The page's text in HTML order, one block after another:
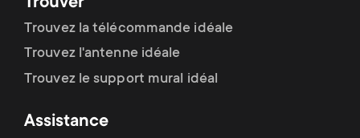
Trouvez la télécommande idéale
Trouvez l'antenne idéale
Trouvez le support mural idéal
Assistance